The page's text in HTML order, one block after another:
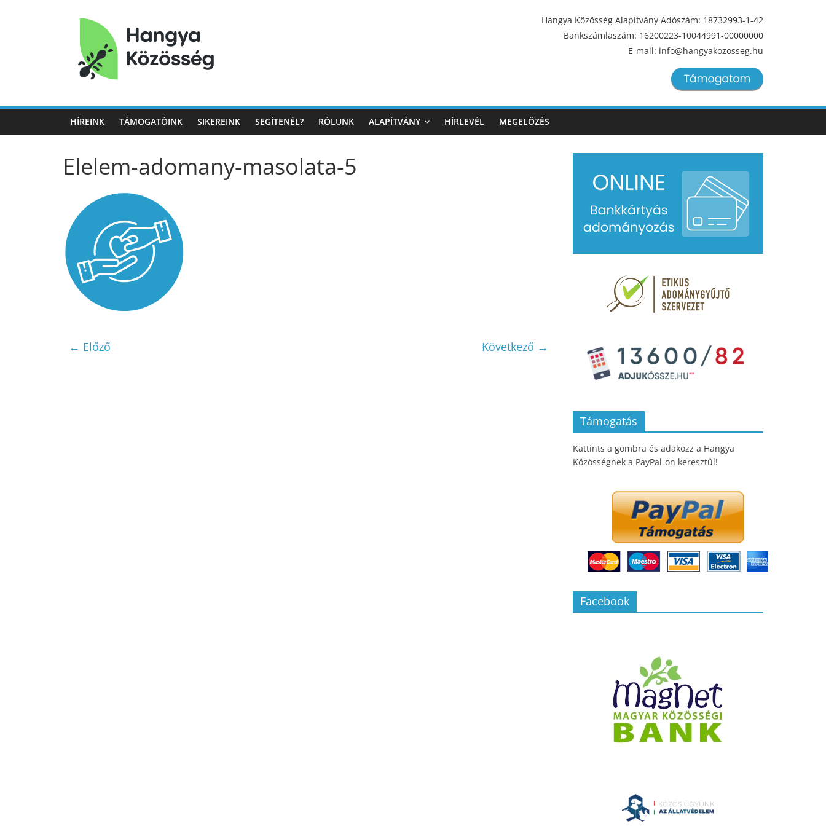
Hangya
Közösség
Hangya
Közösség
Hangya Közösség Alapítvány Adószám: 18732993-1-42
Bankszámlaszám: 16200223-10044991-00000000
E-mail: info@hangyakozosseg.hu
HÍREINK TÁMOGATÓINK SIKEREINK SEGÍTENÉL? RÓLUNK ALAPÍTVÁNY HÍRLEVÉL MEGELŐZÉS
Elelem-adomany-masolata-5
← Előző Következő →
Támogatás
Kattints a gombra és adakozz a Hangya
Közösségnek a PayPal-on keresztül!
Facebook